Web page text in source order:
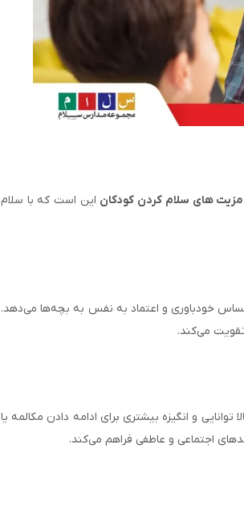
مزیت های سلام کردن کودکان این است که با سلام
خودباوری و اعتماد به نفس به بچه‌ها می‌دهد.
می‌کند.
و انگیزه بیشتری برای ادامه دادن مکالمه یا
اجتماعی و عاطفی فراهم می‌کند.